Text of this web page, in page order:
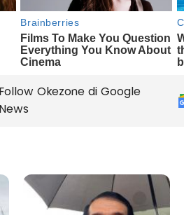
Follow Okezone di Google
News